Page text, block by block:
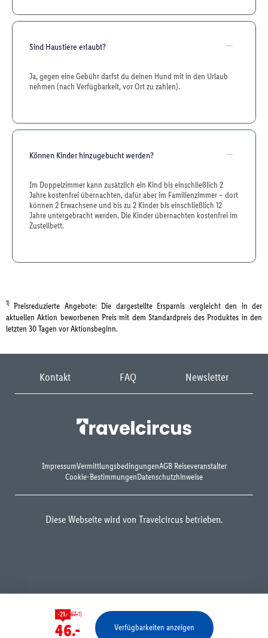
Bestätigen
Sind Haustiere erlaubt?
Ja, gegen eine Gebühr darfst du deinen Hund mit in den Urlaub
nehmen (nach Verfügbarkeit, vor Ort zu zahlen).
Können Kinder hinzugebucht werden?
Im Doppelzimmer kann zusätzlich ein Kind bis einschließlich 2
Jahre kostenfrei übernachten, dafür aber im Familienzimmer – dort
können 2 Erwachsene und bis zu 2 Kinder bis einschließlich 12
Jahre untergebracht werden. Die Kinder übernachten kostenfrei im
Zustellbett.
-21.- 67.-1)
46.- Verfügbarkeiten anzeigen
1) Preisreduzierte Angebote: Die dargestellte Ersparnis vergleicht den in der
aktuellen Aktion beworbenen Preis mit dem Standardpreis des Produktes in den
letzten 30 Tagen vor Aktionsbeginn.
Kontakt FAQ Newsletter
ImpressumVermittlungsbedingungenAGB Reiseveranstalter
Cookie-BestimmungenDatenschutzhinweise
Diese Webseite wird von Travelcircus betrieben.